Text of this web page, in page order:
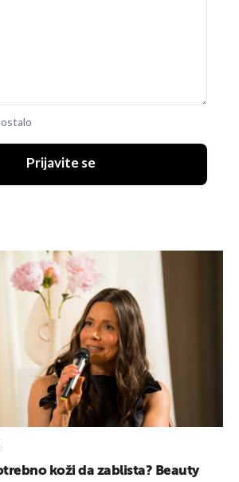
Prijavite se
koži da zablista? Beauty